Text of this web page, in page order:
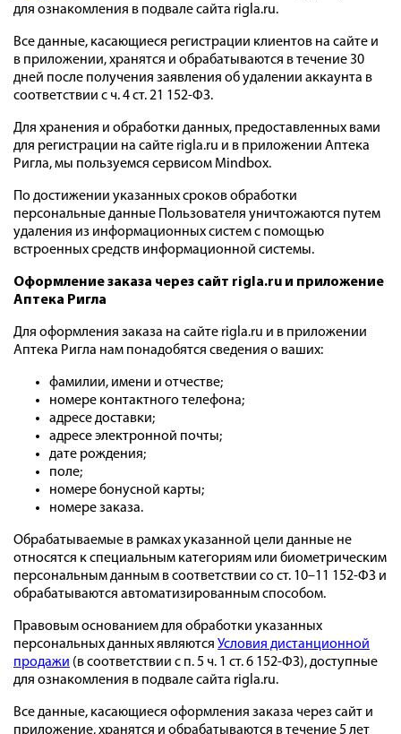
для ознакомления в подвале сайта rigla.ru.
Все данные, касающиеся регистрации клиентов на сайте и
в приложении, хранятся и обрабатываются в течение 30
дней после получения заявления об удалении аккаунта в
соответствии с ч. 4 ст. 21 152-ФЗ.
Для хранения и обработки данных, предоставленных вами
для регистрации на сайте rigla.ru и в приложении Аптека
Ригла, мы пользуемся сервисом Mindbox.
По достижении указанных сроков обработки
персональные данные Пользователя уничтожаются путем
удаления из информационных систем с помощью
встроенных средств информационной системы.
Оформление заказа через сайт rigla.ru и приложение
Аптека Ригла
Для оформления заказа на сайте rigla.ru и в приложении
Аптека Ригла нам понадобятся сведения о ваших:
фамилии, имени и отчестве;
номере контактного телефона;
адресе доставки;
адресе электронной почты;
дате рождения;
поле;
номере бонусной карты;
номере заказа.
Обрабатываемые в рамках указанной цели данные не
относятся к специальным категориям или биометрическим
персональным данным в соответствии со ст. 10–11 152-ФЗ и
обрабатываются автоматизированным способом.
Правовым основанием для обработки указанных
персональных данных являются Условия дистанционной
продажи (в соответствии с п. 5 ч. 1 ст. 6 152-ФЗ), доступные
для ознакомления в подвале сайта rigla.ru.
Все данные, касающиеся оформления заказа через сайт и
приложение, хранятся и обрабатываются в течение 5 лет